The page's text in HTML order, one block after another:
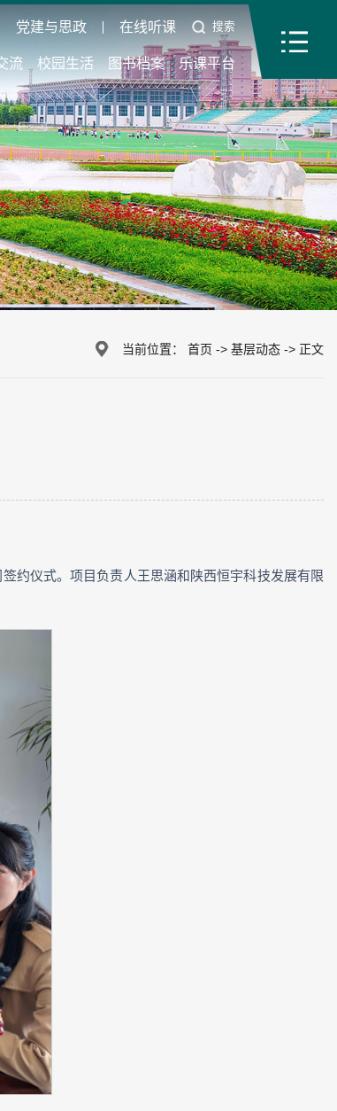
党建与思政 在线听课 搜索
流 校园生活 图书档案 乐课平台
当前位置： 首页 -> 基层动态 -> 正文
约仪式。项目负责人王思涵和陕西恒宇科技发展有限